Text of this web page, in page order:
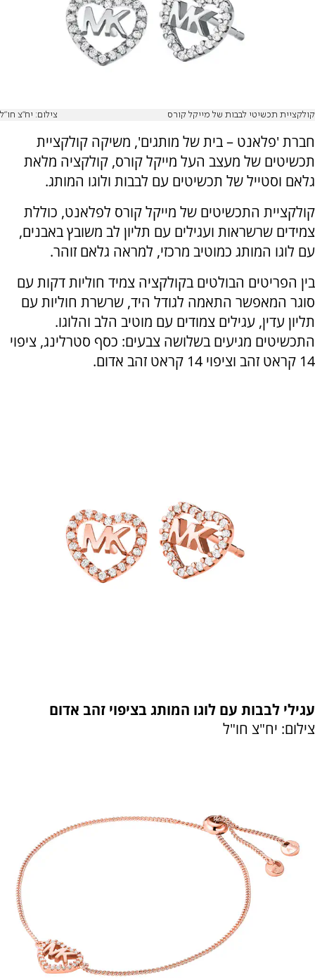
קולקציית תכשיטי לבבות של מייקל קורס צילום: יח"צ חו"ל
חברת 'פלאנט – בית של מותגים', משיקה קולקציית
תכשיטים של מעצב העל מייקל קורס, קולקציה מלאת
גלאם וסטייל של תכשיטים עם לבבות ולוגו המותג.
קולקציית התכשיטים של מייקל קורס לפלאנט, כוללת
צמידים שרשראות ועגילים עם תליון לב משובץ באבנים,
עם לוגו המותג כמוטיב מרכזי, למראה גלאם זוהר.
בין הפריטים הבולטים בקולקציה צמיד חוליות דקות עם
סוגר המאפשר התאמה לגודל היד, שרשרת חוליות עם
תליון עדין, עגילים צמודים עם מוטיב הלב והלוגו.
התכשיטים מגיעים בשלושה צבעים: כסף סטרלינג, ציפוי
14 קראט זהב וציפוי 14 קראט זהב אדום.
עגילי לבבות עם לוגו המותג בציפוי זהב אדום
צילום: יח"צ חו"ל